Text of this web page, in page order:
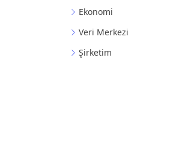
Ekonomi
Veri Merkezi
Şirketim